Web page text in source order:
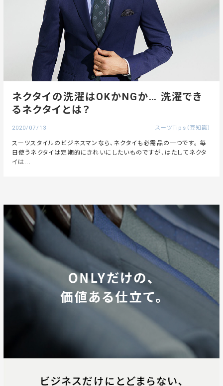
ネクタイの洗濯はOKかNGか… 洗濯でき
るネクタイとは？
2020/07/13 スーツTips（豆知識）
スーツスタイルのビジネスマンなら、ネクタイも必需品の一つです。 毎
日使うネクタイは定期的にきれいにしたいものですが、はたしてネクタ
イは...